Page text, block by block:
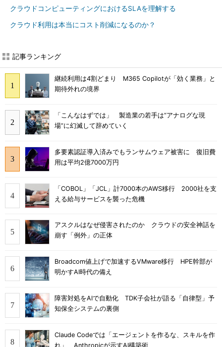
クラウドコンピューティングにおけるSLAを理解する
クラウド利用は本当にコスト削減になるのか？
記事ランキング
継続利用は4割どまり M365 Copilotが「効く業務」と
期待外れの境界
「こんなはずでは」 製造業の若手は“アナログな現
場”に幻滅して辞めていく
多要素認証導入済みでもランサムウェア被害に 復旧費
用は平均2億7000万円
「COBOL」「JCL」計7000本のAWS移行 2000社を支
える給与サービスを襲った危機
アスクルはなぜ侵害されたのか クラウドの安全神話を
崩す「例外」の正体
Broadcom値上げで加速するVMware移行 HPE幹部が
明かすAI時代の備え
障害対処をAIで自動化 TDK子会社が語る「自律型」予
知保全システムの裏側
Claude Codeでは「エージェントを作るな、スキルを作
れ」 Anthropicが示すAI構築術